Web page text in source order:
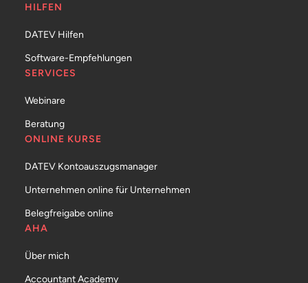
HILFEN
DATEV Hilfen
Software-Empfehlungen
SERVICES
Webinare
Beratung
ONLINE KURSE
DATEV Kontoauszugsmanager
Unternehmen online für Unternehmen
Belegfreigabe online
AHA
Über mich
Accountant Academy